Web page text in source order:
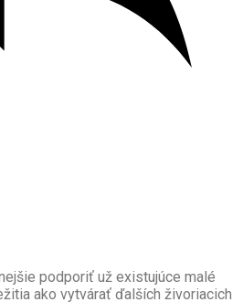
podporiť už existujúce malé
ako vytvárať ďalších živoriacich